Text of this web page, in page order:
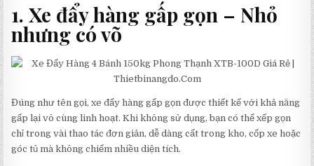
1. Xe đẩy hàng gấp gọn – Nhỏ
nhưng có võ
Đúng như tên gọi, xe đẩy hàng gấp gọn được thiết kế với khả năng
gấp lại vô cùng linh hoạt. Khi không sử dụng, bạn có thể xếp gọn
chỉ trong vài thao tác đơn giản, dễ dàng cất trong kho, cốp xe hoặc
góc tủ mà không chiếm nhiều diện tích.